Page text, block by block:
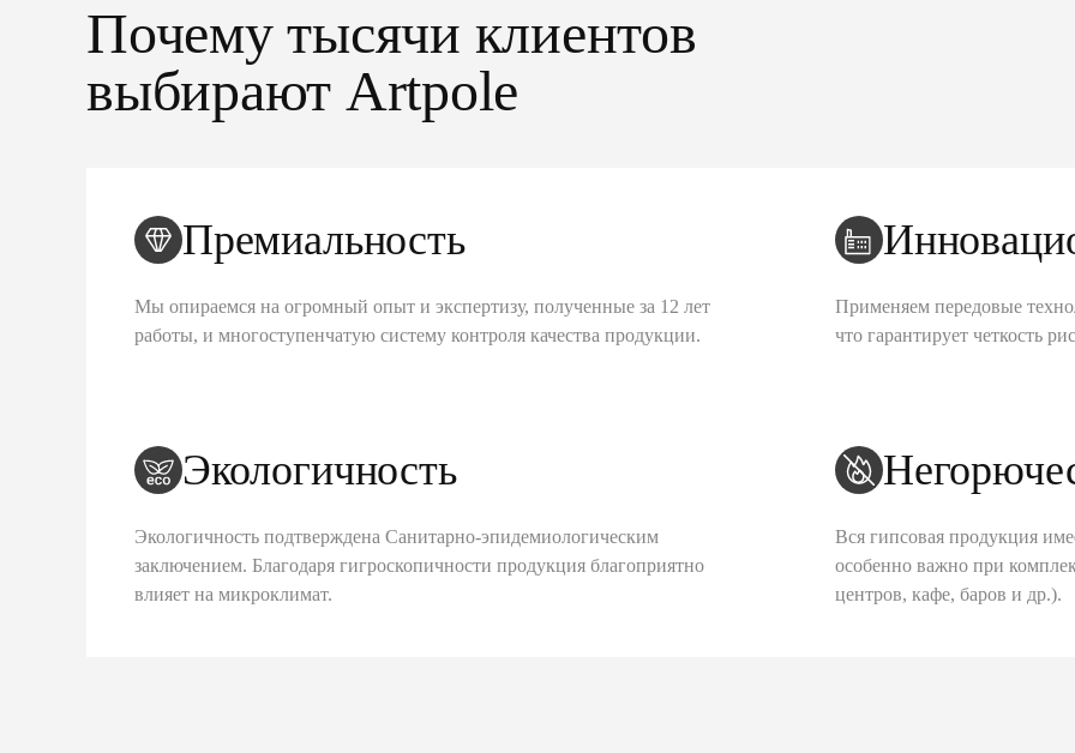
Почему тысячи клиентов
выбирают Artpole
Премиальность
Мы опираемся на огромный опыт и экспертизу, полученные за 12 лет
работы, и многоступенчатую систему контроля качества продукции.
Применяем передовые
что гарантирует четкость
Экологичность
Экологичность подтверждена Санитарно-эпидемиологическим
заключением. Благодаря гигроскопичности продукция благоприятно
влияет на микроклимат.
Вся гипсовая продукция
особенно важно при
центров, кафе, баров и др.).